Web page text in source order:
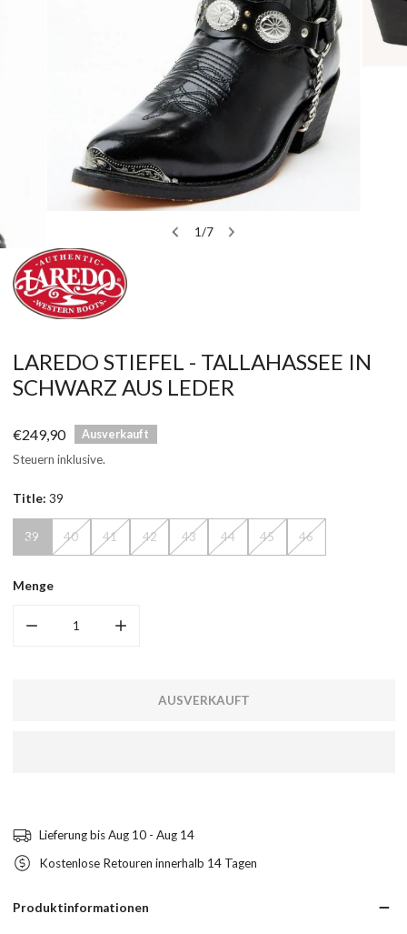
1/7
ÖFFNEN SIE MEDIEN IN DER GALERIEANSICHT
LAREDO STIEFEL - TALLAHASSEE IN
SCHWARZ AUS LEDER
Regulärer
Preis
€249,90 Ausverkauft
Steuern inklusive.
Title: 39
39 40 41 42 43 44 45 46
Menge
AUSVERKAUFT
Lieferung bisAug 10 - Aug 14
Kostenlose Retouren innerhalb 14 Tagen
Produktinformationen